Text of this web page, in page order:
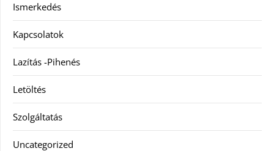
Ismerkedés
Kapcsolatok
Lazítás -Pihenés
Letöltés
Szolgáltatás
Uncategorized